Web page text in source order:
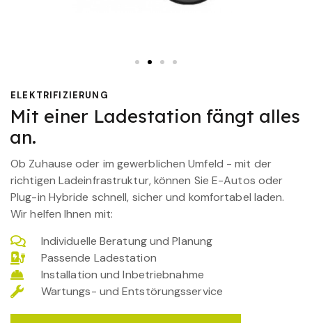
ELEKTRIFIZIERUNG
Mit einer Ladestation fängt alles
an.
Ob Zuhause oder im gewerblichen Umfeld - mit der
richtigen Ladeinfrastruktur, können Sie E-Autos oder
Plug-in Hybride schnell, sicher und komfortabel laden.
Wir helfen Ihnen mit:
Individuelle Beratung und Planung
Passende Ladestation
Installation und Inbetriebnahme
Wartungs- und Entstörungsservice